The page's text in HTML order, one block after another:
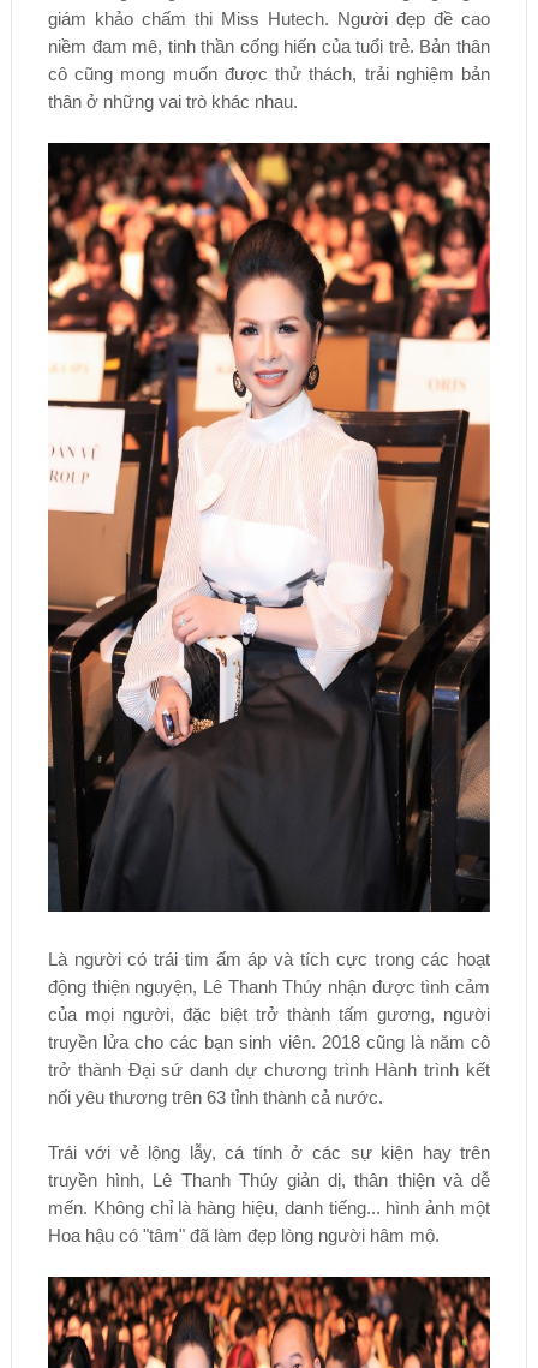
giám khảo chấm thi Miss Hutech. Người đẹp đề cao
niềm đam mê, tinh thần cống hiến của tuổi trẻ. Bản thân
cô cũng mong muốn được thử thách, trải nghiệm bản
thân ở những vai trò khác nhau.
Là người có trái tim ấm áp và tích cực trong các hoạt
động thiện nguyện, Lê Thanh Thúy nhận được tình cảm
của mọi người, đặc biệt trở thành tấm gương, người
truyền lửa cho các bạn sinh viên. 2018 cũng là năm cô
trở thành Đại sứ danh dự chương trình Hành trình kết
nối yêu thương trên 63 tỉnh thành cả nước.
Trái với vẻ lộng lẫy, cá tính ở các sự kiện hay trên
truyền hình, Lê Thanh Thúy giản dị, thân thiện và dễ
mến. Không chỉ là hàng hiệu, danh tiếng... hình ảnh một
Hoa hậu có "tâm" đã làm đẹp lòng người hâm mộ.